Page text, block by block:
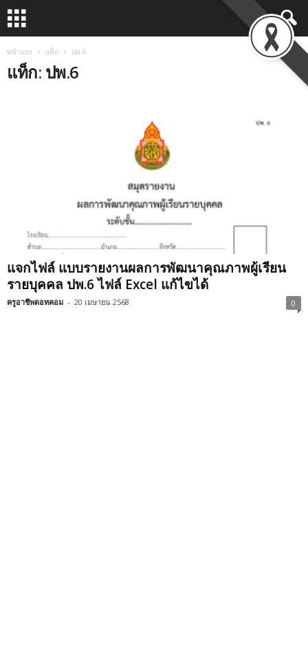
หน้าแรก แท็ก ปพ.6
แท็ก: ปพ.6
แจกไฟล์ แบบรายงานผลการพัฒนาคุณภาพผู้เรียน
รายบุคคล ปพ.6 ไฟล์ Excel แก้ไขได้
ครูอาชีพดอทคอม - 20 เมษายน 2568 0